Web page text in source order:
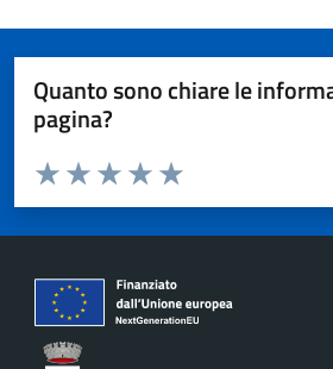
Quanto sono chiare le
pagina?
Valuta da 1 a 5 stelle la pagina
Valuta 5 stelle su 5
Valuta 4 stelle su 5
Valuta 3 stelle su 5
Valuta 2 stelle su 5
Valuta 1 stelle su 5